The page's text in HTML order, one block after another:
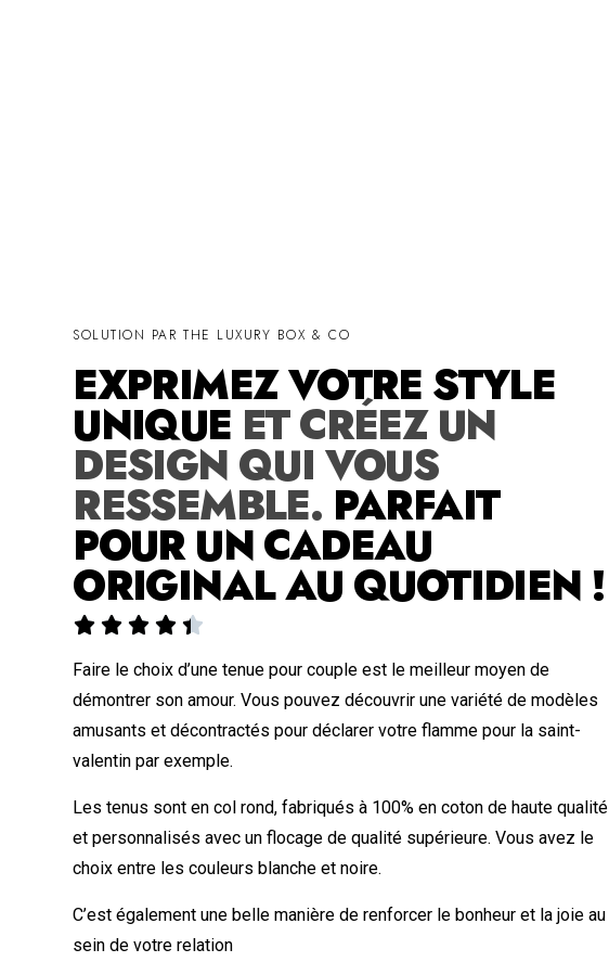
SOLUTION PAR THE LUXURY BOX & CO
EXPRIMEZ VOTRE STYLE
UNIQUE ET CRÉEZ UN
DESIGN QUI VOUS
RESSEMBLE. PARFAIT
POUR UN CADEAU
ORIGINAL AU QUOTIDIEN !
    
Faire le choix d’une tenue pour couple est le meilleur moyen de
démontrer son amour. Vous pouvez découvrir une variété de modèles
amusants et décontractés pour déclarer votre flamme pour la saint-
valentin par exemple.
Les tenus sont en col rond, fabriqués à 100% en coton de haute qualité
et personnalisés avec un flocage de qualité supérieure. Vous avez le
choix entre les couleurs blanche et noire.
C’est également une belle manière de renforcer le bonheur et la joie au
sein de votre relation